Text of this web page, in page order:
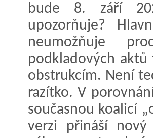
bude 8. září
upozorňuje?
neumožňuje
podkladových
obstrukcím. Není
razítko. V
současnou koalicí
verzi přináší nový